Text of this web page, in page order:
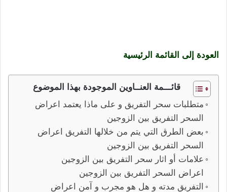
العودة إلى القائمة الرئيسية
قائـــمة العنــاوين الموجودة بهذا الموضوع
متطلبات سحر التفريق و على ماذا يعتمد اعراض
السحر التفريق بين الزوجين
بعض الطرق التي يتم من خلالها التفريق اعراض
السحر التفريق بين الزوجين
علامات أو اثار سحر التفريق بين الزوجين
اعراض السحر التفريق بين الزوجين
التفريق مدته و هل هو مجرب و آمن اعراض